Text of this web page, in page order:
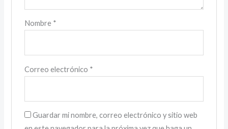
Nombre *
Correo electrónico *
Guardar mi nombre, correo electrónico y sitio web